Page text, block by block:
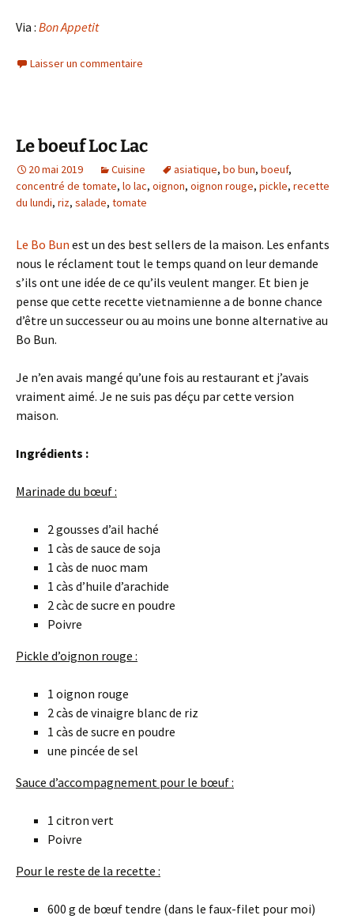
Via : Bon Appetit
Laisser un commentaire
Le boeuf Loc Lac
20 mai 2019 Cuisine asiatique, bo bun, boeuf,
concentré de tomate, lo lac, oignon, oignon rouge, pickle, recette
du lundi, riz, salade, tomate
Le Bo Bun est un des best sellers de la maison. Les enfants
nous le réclament tout le temps quand on leur demande
s’ils ont une idée de ce qu’ils veulent manger. Et bien je
pense que cette recette vietnamienne a de bonne chance
d’être un successeur ou au moins une bonne alternative au
Bo Bun.
Je n’en avais mangé qu’une fois au restaurant et j’avais
vraiment aimé. Je ne suis pas déçu par cette version
maison.
Ingrédients :
Marinade du bœuf :
2 gousses d’ail haché
1 càs de sauce de soja
1 càs de nuoc mam
1 càs d’huile d’arachide
2 càc de sucre en poudre
Poivre
Pickle d’oignon rouge :
1 oignon rouge
2 càs de vinaigre blanc de riz
1 càs de sucre en poudre
une pincée de sel
Sauce d’accompagnement pour le bœuf :
1 citron vert
Poivre
Pour le reste de la recette :
600 g de bœuf tendre (dans le faux-filet pour moi)